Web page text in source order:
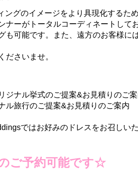
ングのイメージをより具現化するため
ナーがトータルコーディネートして
可能です。また、遠方のお客様に
ださいませ。
ナル挙式のご提案&お見積りのご
ル旅行のご提案&お見積りのご案内
ではお好みのドレスをお召しい
ご予約可能です☆